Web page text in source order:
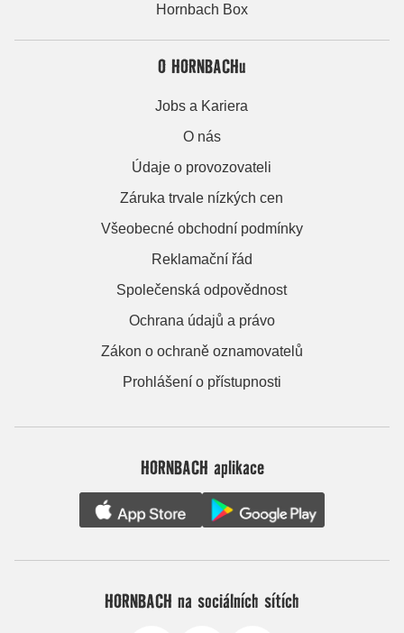
Hornbach Box
O HORNBACHu
Jobs a Kariera
O nás
Údaje o provozovateli
Záruka trvale nízkých cen
Všeobecné obchodní podmínky
Reklamační řád
Společenská odpovědnost
Ochrana údajů a právo
Zákon o ochraně oznamovatelů
Prohlášení o přístupnosti
HORNBACH aplikace
HORNBACH na sociálních sítích